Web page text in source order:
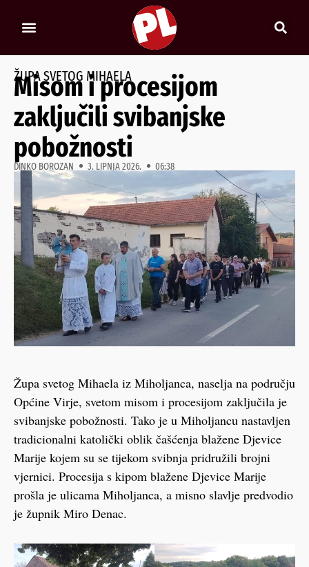
ŽUPA SVETOG MIHAELA
Misom i procesijom
zaključili svibanjske
pobožnosti
DINKO BOROZAN 3. LIPNJA 2026. 06:38
Župa svetog Mihaela iz Miholjanca, naselja na području
Općine Virje, svetom misom i procesijom zaključila je
svibanjske pobožnosti. Tako je u Miholjancu nastavljen
tradicionalni katolički oblik čašćenja blažene Djevice
Marije kojem su se tijekom svibnja pridružili brojni
vjernici. Procesija s kipom blažene Djevice Marije
prošla je ulicama Miholjanca, a misno slavlje predvodio
je župnik Miro Denac.